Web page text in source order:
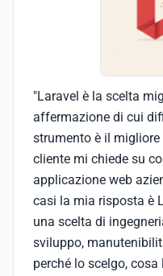
"Laravel è la scelta
affermazione di cui
strumento è il migliore
cliente mi chiede su
applicazione web
casi la mia risposta è
una scelta di
sviluppo,
perché lo scelgo,